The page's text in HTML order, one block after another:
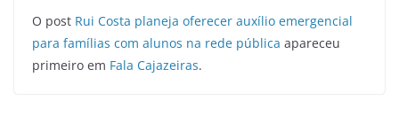
O post Rui Costa planeja oferecer auxílio emergencial
para famílias com alunos na rede pública apareceu
primeiro em Fala Cajazeiras.